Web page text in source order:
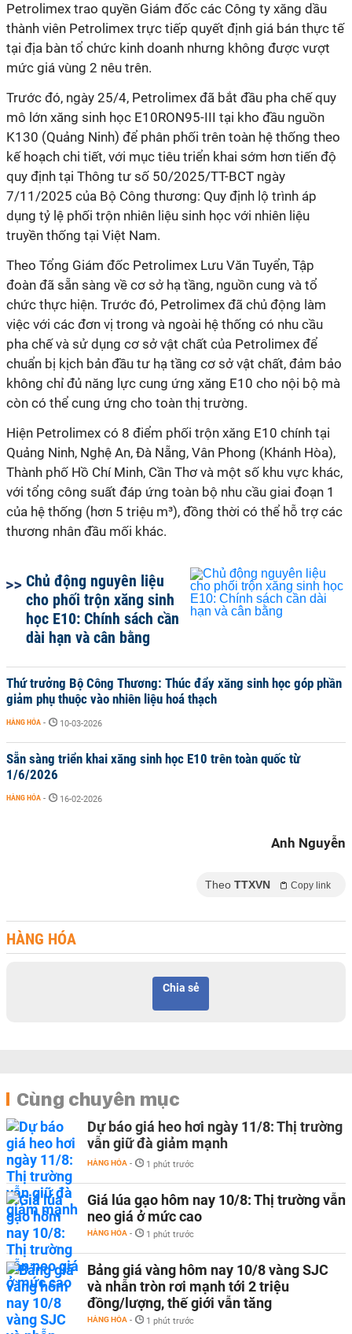
Petrolimex trao quyền Giám đốc các Công ty xăng dầu
thành viên Petrolimex trực tiếp quyết định giá bán thực tế
tại địa bàn tổ chức kinh doanh nhưng không được vượt
mức giá vùng 2 nêu trên.
Trước đó, ngày 25/4, Petrolimex đã bắt đầu pha chế quy
mô lớn xăng sinh học E10RON95-III tại kho đầu nguồn
K130 (Quảng Ninh) để phân phối trên toàn hệ thống theo
kế hoạch chi tiết, với mục tiêu triển khai sớm hơn tiến độ
quy định tại Thông tư số 50/2025/TT-BCT ngày
7/11/2025 của Bộ Công thương: Quy định lộ trình áp
dụng tỷ lệ phối trộn nhiên liệu sinh học với nhiên liệu
truyền thống tại Việt Nam.
Theo Tổng Giám đốc Petrolimex Lưu Văn Tuyển, Tập
đoàn đã sẵn sàng về cơ sở hạ tầng, nguồn cung và tổ
chức thực hiện. Trước đó, Petrolimex đã chủ động làm
việc với các đơn vị trong và ngoài hệ thống có nhu cầu
pha chế và sử dụng cơ sở vật chất của Petrolimex để
chuẩn bị kịch bản đầu tư hạ tầng cơ sở vật chất, đảm bảo
không chỉ đủ năng lực cung ứng xăng E10 cho nội bộ mà
còn có thể cung ứng cho toàn thị trường.
Hiện Petrolimex có 8 điểm phối trộn xăng E10 chính tại
Quảng Ninh, Nghệ An, Đà Nẵng, Vân Phong (Khánh Hòa),
Thành phố Hồ Chí Minh, Cần Thơ và một số khu vực khác,
với tổng công suất đáp ứng toàn bộ nhu cầu giai đoạn 1
của hệ thống (hơn 5 triệu m³), đồng thời có thể hỗ trợ các
thương nhân đầu mối khác.
Chủ động nguyên liệu
cho phối trộn xăng sinh
học E10: Chính sách cần
dài hạn và cân bằng
Thứ trưởng Bộ Công Thương: Thúc đẩy xăng sinh học góp phần
giảm phụ thuộc vào nhiên liệu hoá thạch
HÀNG HÓA - 10-03-2026
Sẵn sàng triển khai xăng sinh học E10 trên toàn quốc từ
1/6/2026
HÀNG HÓA - 16-02-2026
Anh Nguyễn
Theo TTXVN Copy link
HÀNG HÓA
Chia sẻ
Cùng chuyên mục
Dự báo giá heo hơi ngày 11/8: Thị trường
vẫn giữ đà giảm mạnh
HÀNG HÓA - 1 phút trước
Giá lúa gạo hôm nay 10/8: Thị trường vẫn
neo giá ở mức cao
HÀNG HÓA - 1 phút trước
Bảng giá vàng hôm nay 10/8 vàng SJC
và nhẫn tròn rơi mạnh tới 2 triệu
đồng/lượng, thế giới vẫn tăng
HÀNG HÓA - 1 phút trước